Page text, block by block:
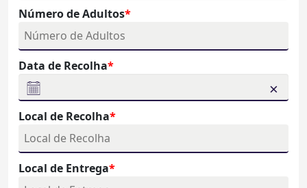
Viagem1
Número de Adultos
Data de Recolha
＋
Número de Crianças
Precisa de Assento de Elevação
Não
Tipo de Assento de Elevação
Com Costas
Número de Bebés
Precisa de Assento para Bebé
Não
Local de Recolha
Local de Entrega